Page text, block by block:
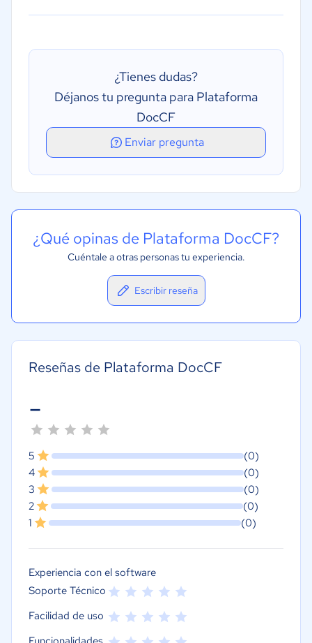
¿Tienes dudas?
Déjanos tu pregunta para Plataforma
DocCF
Enviar pregunta
¿Qué opinas de Plataforma DocCF?
Cuéntale a otras personas tu experiencia.
Escribir reseña
Reseñas de Plataforma DocCF
-
5
(0)
4
(0)
3
(0)
2
(0)
1
(0)
Experiencia con el software
Soporte Técnico
Facilidad de uso